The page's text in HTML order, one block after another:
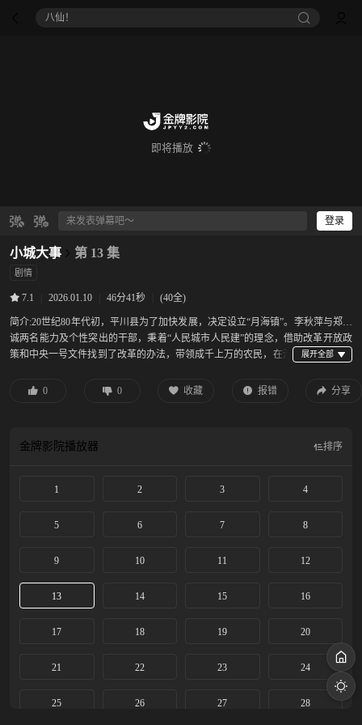
八仙！
即将播放
登录
小城大事 第 13 集
剧情
7.1 2026.01.10 46分41秒 (40全)
简介:20世纪80年代初，平川县为了加快发展，决定设立“月海镇”。李秋萍与郑德
诚两名能力及个性突出的干部，秉着“人民城市人民建”的理念，借助改革开放政
策和中央一号文件找到了改革的办法，带领成千上万的农民，在没
城市。这是一段从无到有的造城奇迹，更是中国建城史上的一次壮举，几十万农
0 0 收藏 报错 分享
金牌影院播放器 排序
1 2 3 4
5 6 7 8
9 10 11 12
13 14 15 16
17 18 19 20
21 22 23 24
25 26 27 28